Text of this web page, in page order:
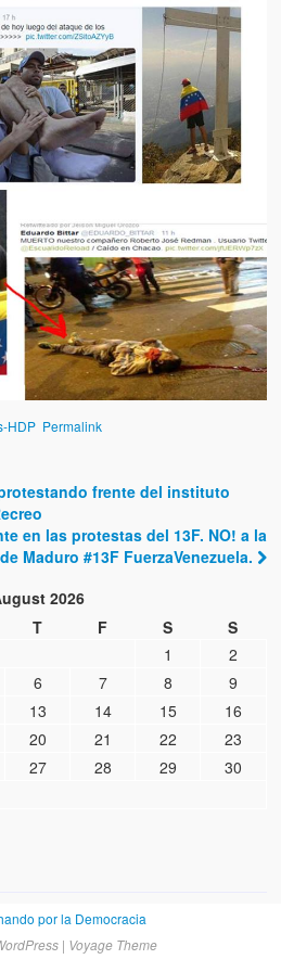
Teques (The Jerk and the Reds in
with chavistas)
amante de los niños” (The mockery of
lover”)
Venezuela (Children of the streets of
(Luis and El Mono… armed)
¿y Lina?
de televisión clausurados por el
de Chávez desde que tomó el
de 2009
violencia castrista del 4 de Febrero de
a tu pueblo!!! (Despicable traitor, look
HDP Permalink
frente del instituto
en las protestas del 13F‬. NO! a la
Maduro #13F FuerzaVenezuela.
2026
T F S
S
1
2
6 7 8
9
13 14 15
16
20 21 22
23
27 28 29
30
por la Democracia
| Voyage Theme